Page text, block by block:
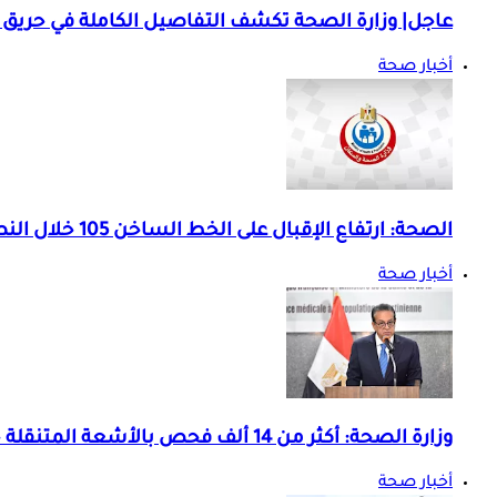
عاجل| وزارة الصحة تكشف التفاصيل الكاملة في حريق
أخبار صحة
الصحة: ارتفاع الإقبال على الخط الساخن 105 خلال النصف الأول من 2026
أخبار صحة
وزارة الصحة: أكثر من 14 ألف فحص بالأشعة المتنقلة خلال عام
أخبار صحة